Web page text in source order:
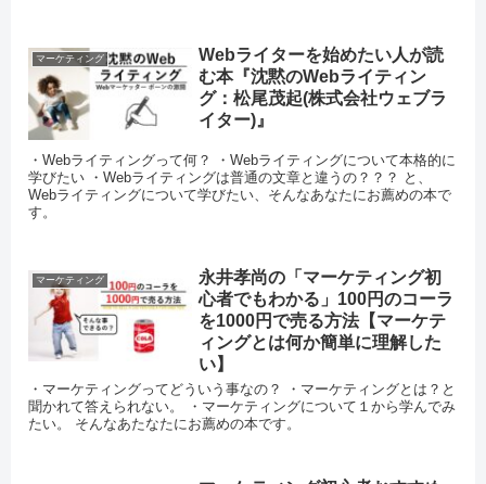
マーケティング
Webライターを始めたい人が読
む本『沈黙のWebライティン
グ：松尾茂起(株式会社ウェブラ
イター)』
・Webライティングって何？ ・Webライティングについて本格的に
学びたい ・Webライティングは普通の文章と違うの？？？ と、
Webライティングについて学びたい、そんなあなたにお薦めの本で
す。
マーケティング
永井孝尚の「マーケティング初
心者でもわかる」100円のコーラ
を1000円で売る方法【マーケテ
ィングとは何か簡単に理解した
い】
・マーケティングってどういう事なの？ ・マーケティングとは？と
聞かれて答えられない。 ・マーケティングについて１から学んでみ
たい。 そんなあたなたにお薦めの本です。